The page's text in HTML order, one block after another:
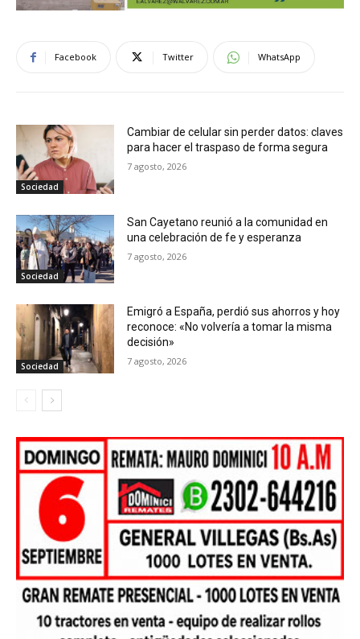
Facebook Twitter WhatsApp
Sociedad
Cambiar de celular sin perder datos: claves
para hacer el traspaso de forma segura
7 agosto, 2026
Sociedad
San Cayetano reunió a la comunidad en
una celebración de fe y esperanza
7 agosto, 2026
Sociedad
Emigró a España, perdió sus ahorros y hoy
reconoce: «No volvería a tomar la misma
decisión»
7 agosto, 2026